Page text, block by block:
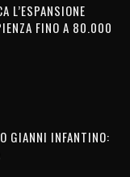
L’ESPANSIONE
FINO A 80.000
GIANNI INFANTINO: